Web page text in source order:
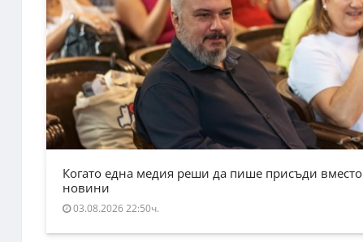
Когато една медия реши да пише присъди вместо
новини
03.08.2026 22:50ч.